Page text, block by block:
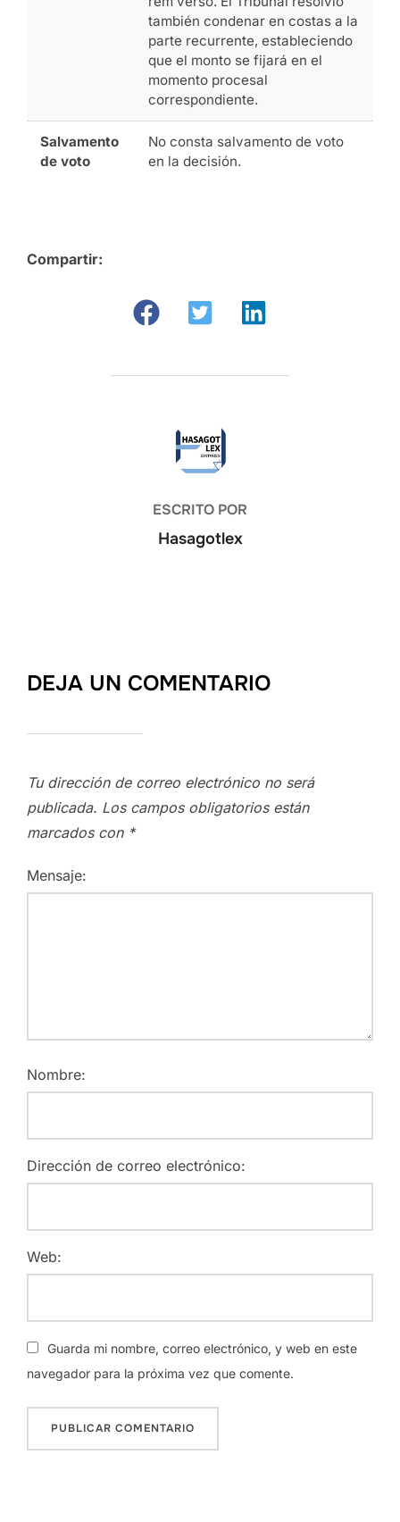
también condenar en costas a la
parte recurrente, estableciendo
que el monto se fijará en el
momento procesal
correspondiente.
Salvamento
de voto
No consta salvamento de voto
en la decisión.
Compartir:
AUTOR DE LA ENTRADA
ESCRITO POR
Hasagotlex
DEJA UN COMENTARIO
Tu dirección de correo electrónico no será
publicada. Los campos obligatorios están
marcados con *
Mensaje:
Nombre:
Dirección de correo electrónico:
Web:
Guarda mi nombre, correo electrónico, y web en este
navegador para la próxima vez que comente.